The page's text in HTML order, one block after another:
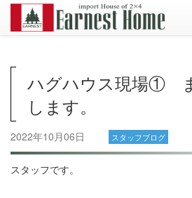
ハグハウス現場①
します。
2022年10月06日 スタッフブログ
スタッフです。